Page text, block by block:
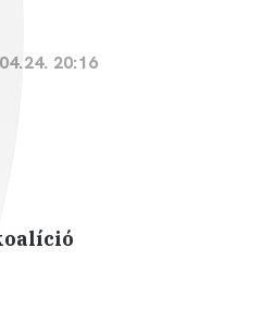
20:16